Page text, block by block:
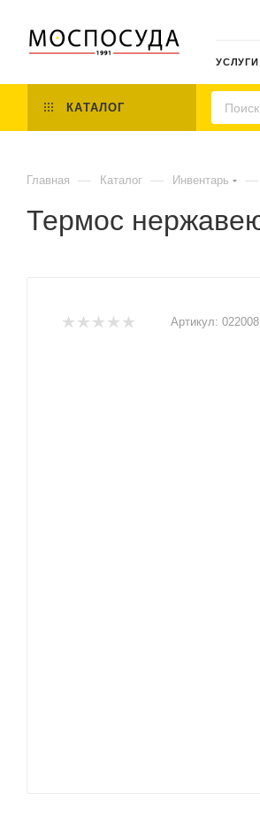
УСЛУГИ
КАТАЛОГ
Главная — Каталог — Инвентарь —
Термос
Артикул: 022008